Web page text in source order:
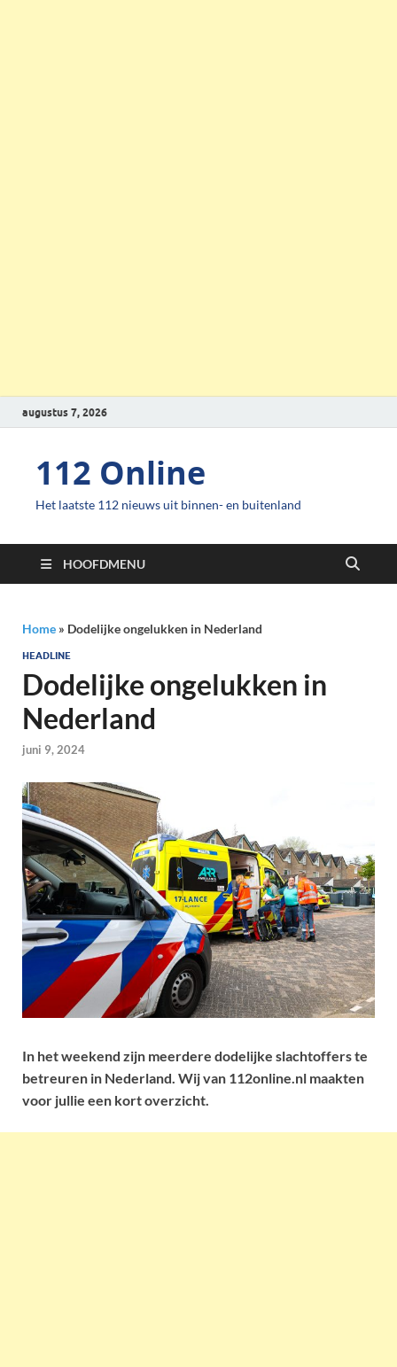
augustus 7, 2026
112 Online
Het laatste 112 nieuws uit binnen- en buitenland
HOOFDMENU
Home » Dodelijke ongelukken in Nederland
HEADLINE
Dodelijke ongelukken in
Nederland
juni 9, 2024
In het weekend zijn meerdere dodelijke slachtoffers te
betreuren in Nederland. Wij van 112online.nl maakten
voor jullie een kort overzicht.